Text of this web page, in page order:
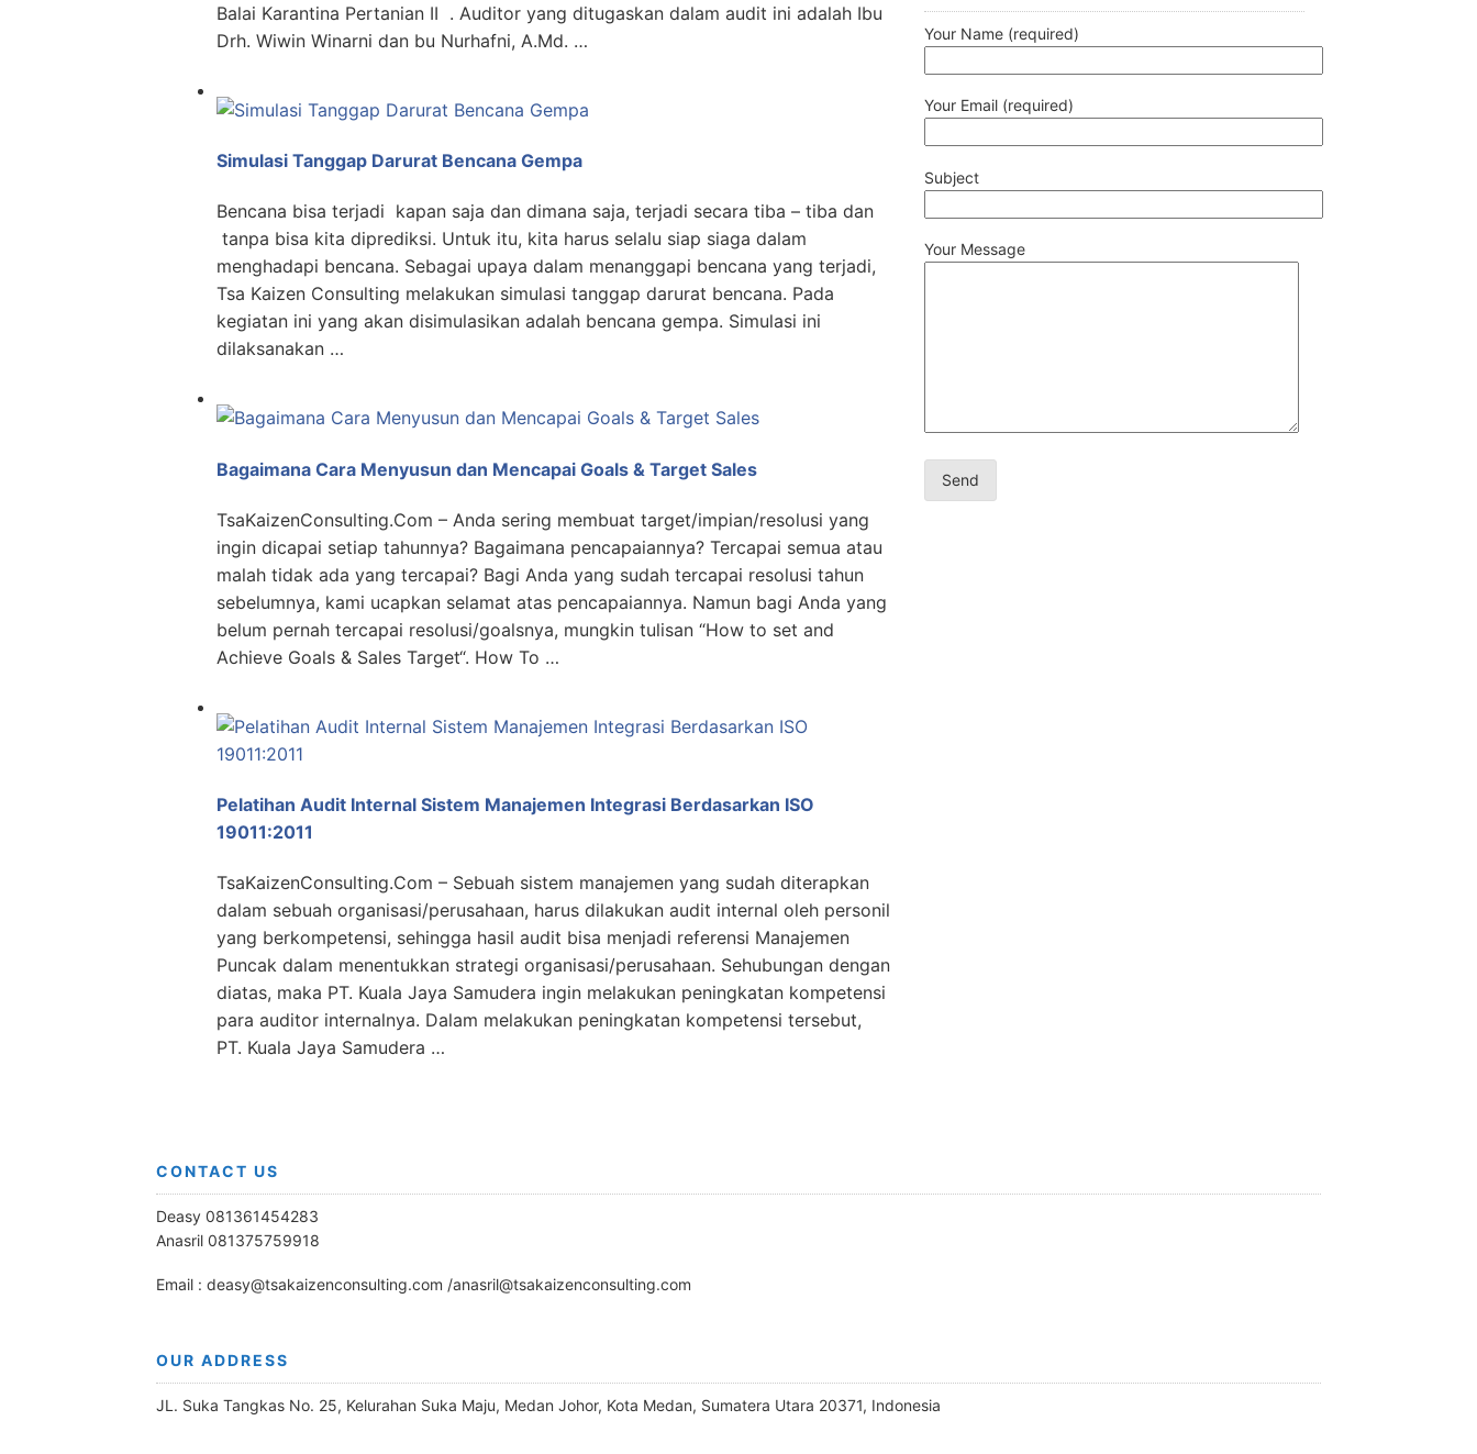
Balai Karantina Pertanian II . Auditor yang ditugaskan dalam audit ini adalah Ibu
Drh. Wiwin Winarni dan bu Nurhafni, A.Md. …
Simulasi Tanggap Darurat Bencana Gempa
Bencana bisa terjadi kapan saja dan dimana saja, terjadi secara tiba – tiba dan
tanpa bisa kita diprediksi. Untuk itu, kita harus selalu siap siaga dalam
menghadapi bencana. Sebagai upaya dalam menanggapi bencana yang terjadi,
Tsa Kaizen Consulting melakukan simulasi tanggap darurat bencana. Pada
kegiatan ini yang akan disimulasikan adalah bencana gempa. Simulasi ini
dilaksanakan …
Bagaimana Cara Menyusun dan Mencapai Goals & Target Sales
TsaKaizenConsulting.Com – Anda sering membuat target/impian/resolusi yang
ingin dicapai setiap tahunnya? Bagaimana pencapaiannya? Tercapai semua atau
malah tidak ada yang tercapai? Bagi Anda yang sudah tercapai resolusi tahun
sebelumnya, kami ucapkan selamat atas pencapaiannya. Namun bagi Anda yang
belum pernah tercapai resolusi/goalsnya, mungkin tulisan “How to set and
Achieve Goals & Sales Target“. How To …
Pelatihan Audit Internal Sistem Manajemen Integrasi Berdasarkan ISO
19011:2011
TsaKaizenConsulting.Com – Sebuah sistem manajemen yang sudah diterapkan
dalam sebuah organisasi/perusahaan, harus dilakukan audit internal oleh personil
yang berkompetensi, sehingga hasil audit bisa menjadi referensi Manajemen
Puncak dalam menentukkan strategi organisasi/perusahaan. Sehubungan dengan
diatas, maka PT. Kuala Jaya Samudera ingin melakukan peningkatan kompetensi
para auditor internalnya. Dalam melakukan peningkatan kompetensi tersebut,
PT. Kuala Jaya Samudera …
Your Name (required)
Your Email (required)
Subject
Your Message
CONTACT US
Deasy 081361454283
Anasril 081375759918
Email : deasy@tsakaizenconsulting.com /anasril@tsakaizenconsulting.com
OUR ADDRESS
JL. Suka Tangkas No. 25, Kelurahan Suka Maju, Medan Johor, Kota Medan, Sumatera Utara 20371, Indonesia